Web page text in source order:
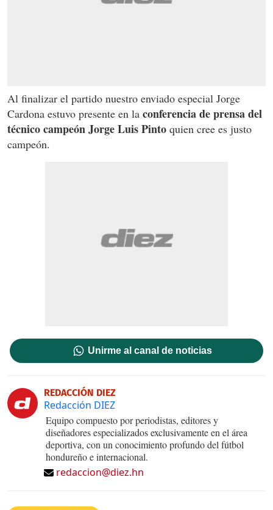
Al finalizar el partido nuestro enviado especial Jorge
Cardona estuvo presente en la conferencia de prensa del
técnico campeón Jorge Luis Pinto quien cree es justo
campeón.
Unirme al canal de noticias
REDACCIÓN DIEZ
Redacción DIEZ
Equipo compuesto por periodistas, editores y
diseñadores especializados exclusivamente en el área
deportiva, con un conocimiento profundo del fútbol
hondureño e internacional.
redaccion@diez.hn